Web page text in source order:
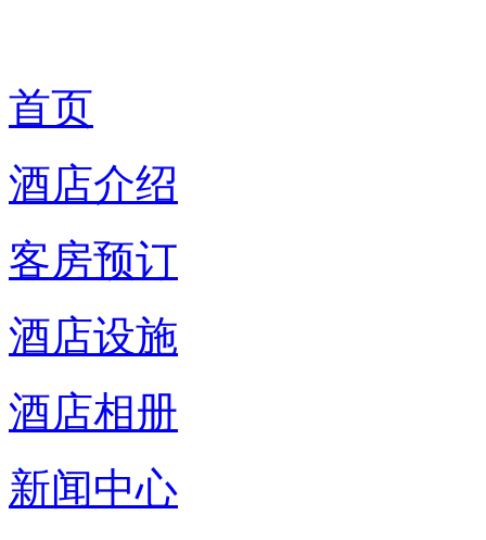
首页
酒店介绍
客房预订
酒店设施
酒店相册
新闻中心